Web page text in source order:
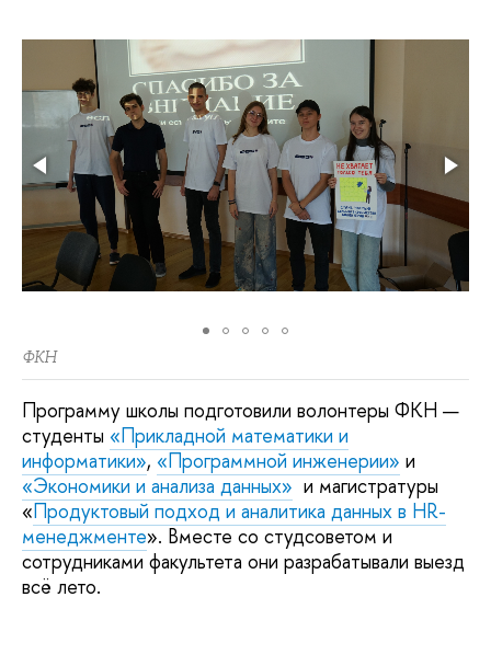
ФКН
Программу школы подготовили волонтеры ФКН —
студенты «Прикладной математики и
информатики», «Программной инженерии» и
«Экономики и анализа данных» и магистратуры
«Продуктовый подход и аналитика данных в HR-
менеджменте». Вместе со студсоветом и
сотрудниками факультета они разрабатывали выезд
всё лето.